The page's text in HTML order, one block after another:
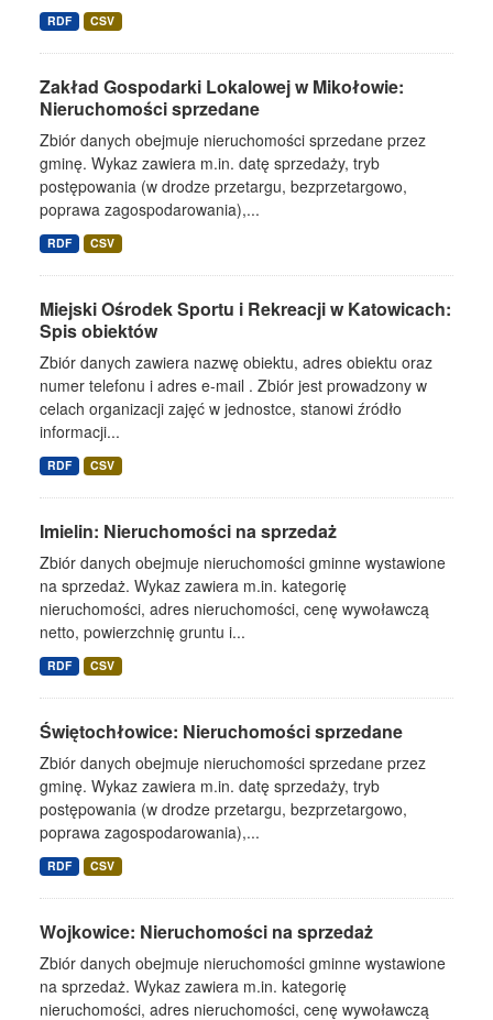
RDF CSV
Zakład Gospodarki Lokalowej w Mikołowie:
Nieruchomości sprzedane
Zbiór danych obejmuje nieruchomości sprzedane przez
gminę. Wykaz zawiera m.in. datę sprzedaży, tryb
postępowania (w drodze przetargu, bezprzetargowo,
poprawa zagospodarowania),...
RDF CSV
Miejski Ośrodek Sportu i Rekreacji w Katowicach:
Spis obiektów
Zbiór danych zawiera nazwę obiektu, adres obiektu oraz
numer telefonu i adres e-mail . Zbiór jest prowadzony w
celach organizacji zajęć w jednostce, stanowi źródło
informacji...
RDF CSV
Imielin: Nieruchomości na sprzedaż
Zbiór danych obejmuje nieruchomości gminne wystawione
na sprzedaż. Wykaz zawiera m.in. kategorię
nieruchomości, adres nieruchomości, cenę wywoławczą
netto, powierzchnię gruntu i...
RDF CSV
Świętochłowice: Nieruchomości sprzedane
Zbiór danych obejmuje nieruchomości sprzedane przez
gminę. Wykaz zawiera m.in. datę sprzedaży, tryb
postępowania (w drodze przetargu, bezprzetargowo,
poprawa zagospodarowania),...
RDF CSV
Wojkowice: Nieruchomości na sprzedaż
Zbiór danych obejmuje nieruchomości gminne wystawione
na sprzedaż. Wykaz zawiera m.in. kategorię
nieruchomości, adres nieruchomości, cenę wywoławczą